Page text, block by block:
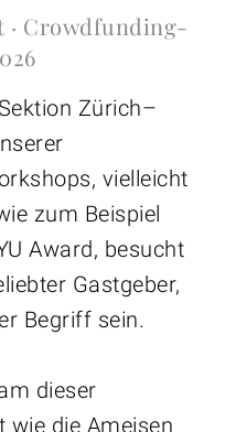
· Crowdfunding-
Zürich–
vielleicht
zum Beispiel
Award, besucht
Gastgeber,
Begriff sein.
dieser
die Ameisen